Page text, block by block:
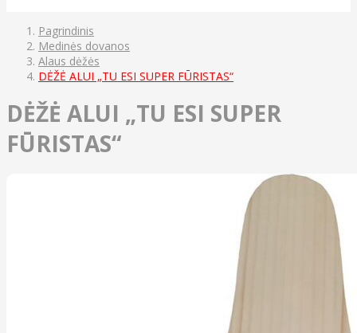
Pagrindinis
Medinės dovanos
Alaus dėžės
DĖŽĖ ALUI „TU ESI SUPER FŪRISTAS“
DĖŽĖ ALUI „TU ESI SUPER
FŪRISTAS“